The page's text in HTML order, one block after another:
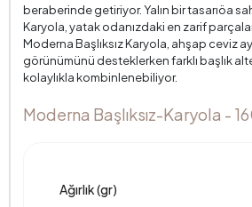
beraberinde getiriyor. Yalın bir tasarıöa
Karyola, yatak odanızdaki en zarif
Moderna Başlıksız Karyola, ahşap ceviz
görünümünü desteklerken farklı başlık
kolaylıkla kombinlenebiliyor.
Moderna Başlıksız-Karyola -
Ağırlık (gr)